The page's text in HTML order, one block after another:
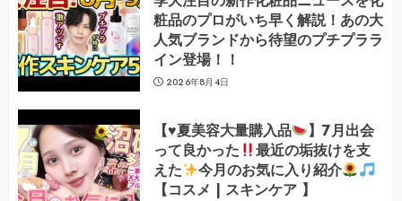
粧品のプロがいち早く解説！あの大
人気ブランドから待望のプチプララ
イン登場！！
2026年8月4日
【♥️夏美容大量購入品
】7月出会
って良かった
最近の垢抜けを支
えた
今月のお気に入り紹介
【コスメ | スキンケア 】